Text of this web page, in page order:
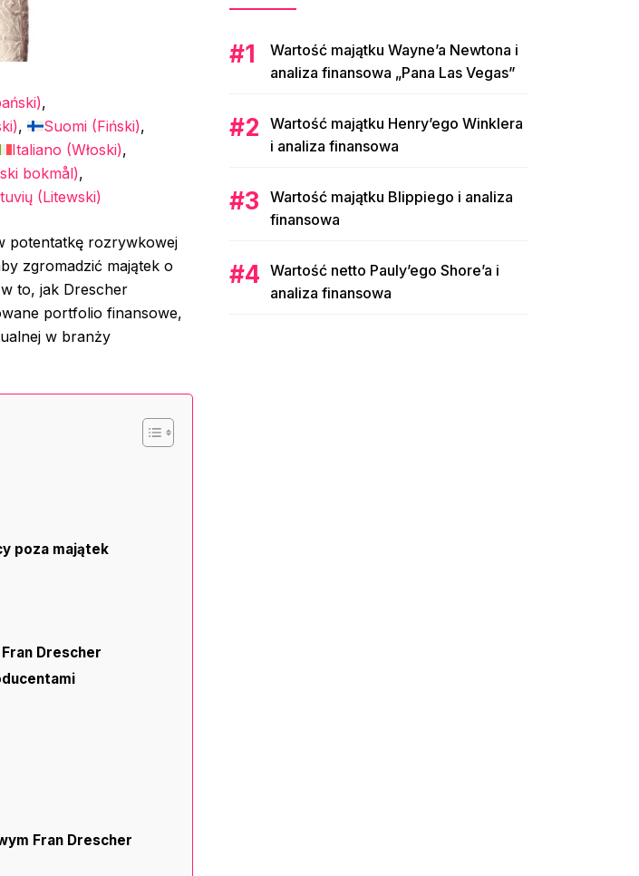
)
) Suomi (Fiński)
Italiano (Włoski)
bokmål)
(Litewski)
potentatkę rozrywkowej
zgromadzić majątek o
to, jak Drescher
portfolio finansowe,
w branży
poza majątek
Drescher
Fran Drescher
Wartość majątku Wayne’a Newtona i
analiza finansowa „Pana Las Vegas”
Wartość majątku Henry’ego Winklera
i analiza finansowa
Wartość majątku Blippiego i analiza
finansowa
Wartość netto Pauly’ego Shore’a i
analiza finansowa